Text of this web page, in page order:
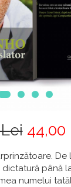
44,00
până
numelui